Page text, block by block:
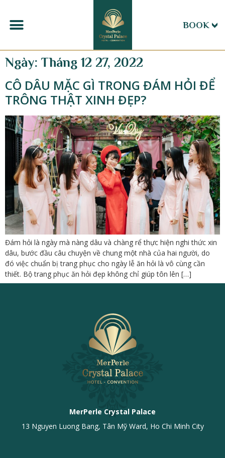
BOOK
Ngày: Tháng 12 27, 2022
CÔ DÂU MẶC GÌ TRONG ĐÁM HỎI ĐỂ
TRÔNG THẬT XINH ĐẸP?
Đám hỏi là ngày mà nàng dâu và chàng rể thực hiện nghi thức xin
dâu, bước đầu câu chuyện về chung một nhà của hai người, do
đó việc chuẩn bị trang phục cho ngày lễ ăn hỏi là vô cùng cần
thiết. Bộ trang phục ăn hỏi đẹp không chỉ giúp tôn lên […]
MerPerle Crystal Palace
13 Nguyen Luong Bang, Tân Mỹ Ward, Ho Chi Minh City